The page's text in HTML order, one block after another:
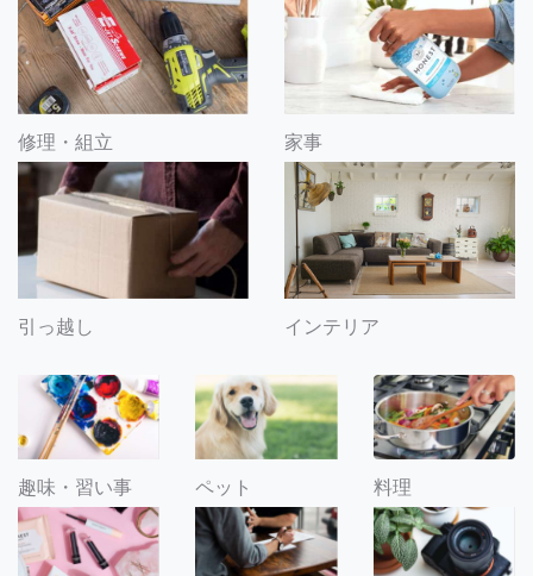
修理・組立 家事
引っ越し インテリア
趣味・習い事 ペット 料理